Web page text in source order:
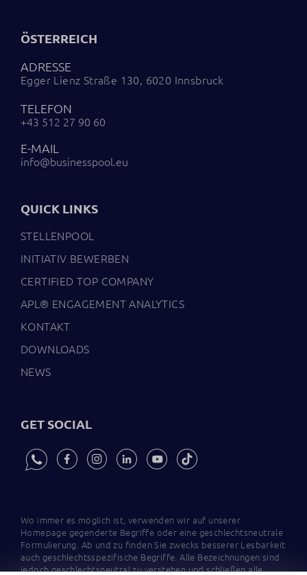
ÖSTERREICH
ADRESSE
Egger Lienz Straße 130, 6020 Innsbruck
TELEFON
+43 512 27 90 60
E-MAIL
info@businesspool.eu
QUICK LINKS
STELLENPOOL
INITIATIV BEWERBEN
CERTIFIED TOP COMPANY
APL® ENGAGEMENT ANALYTICS
KONTAKT
DOWNLOADS
NEWS
GET SOCIAL
Wo immer es möglich ist, verwenden wir auf unserer
Homepage gegenderte Begriffe oder eine geschlechtsneutrale
Formulierung. Ab und zu finden Sie zwecks besserer Lesbarkeit
auch geschlechtsspezifische Begriffe. Alle Bezeichnungen sind
jedoch geschlechtsneutral zu verstehen und schließen alle